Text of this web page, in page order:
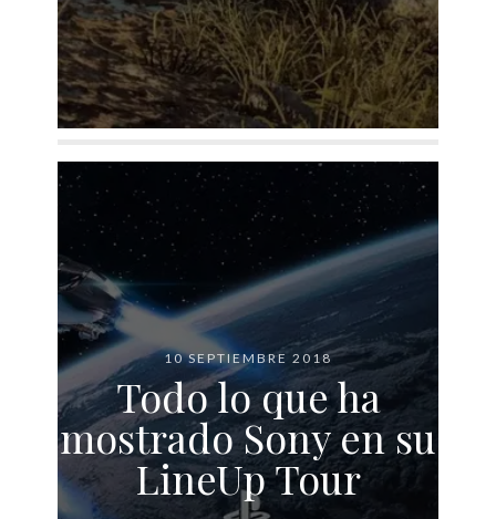
10 SEPTIEMBRE 2018
Todo lo que ha
mostrado Sony en su
LineUp Tour